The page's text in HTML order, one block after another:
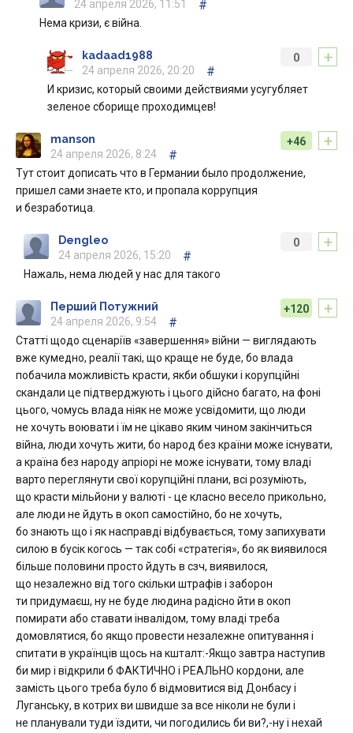
24 апреля 2026, 11:51 #
Нема кризи, є війна.
+
0
kadaad1988
24 апреля 2026, 20:20
#
И кризис, который своими действиями усугубляет
зеленое сборище проходимцев!
+
+46
manson
24 апреля 2026, 8:24
#
Тут стоит дописать что в Германии было продолжение,
пришел сами знаете кто, и пропала коррупция
и безработица.
+
0
Dengleo
24 апреля 2026, 15:20
#
Нажаль, нема людей у нас для такого
+
+120
Перший Потужний
24 апреля 2026, 9:54
#
Статті щодо сценаріїв «завершення» війни — виглядають
вже кумедно, реалії такі, що краще не буде, бо влада
побачила можливість красти, якби обшуки і корупційні
скандали це підтверджують і цього дійсно багато, на фоні
цього, чомусь влада ніяк не може усвідомити, що люди
не хочуть воювати і їм не цікаво яким чином закінчиться
війна, люди хочуть жити, бо народ без країни може існувати,
а країна без народу апріорі не може існувати, тому владі
варто переглянути свої корупційні плани, всі розуміють,
що красти мільйони у валюті - це класно весело прикольно,
але люди не йдуть в окоп самостійно, бо не хочуть,
бо знають що і як насправді відбувається, тому запихувати
силою в бусік когось — так собі «стратегія», бо як виявилося
більше половини просто йдуть в сзч, виявилося,
що незалежно від того скільки штрафів і заборон
ти придумаєш, ну не буде людина радісно йти в окоп
помирати або ставати інвалідом, тому владі треба
домовлятися, бо якщо провести незалежне опитування і
спитати в українців щось на кшталт:-Якщо завтра наступив
би мир і відкрили б ФАКТИЧНО і РЕАЛЬНО кордони, але
замість цього треба було б відмовитися від Донбасу і
Луганську, в котрих ви швидше за все ніколи не були і
не планували туди їздити, чи погодились би ви?,-ну і нехай